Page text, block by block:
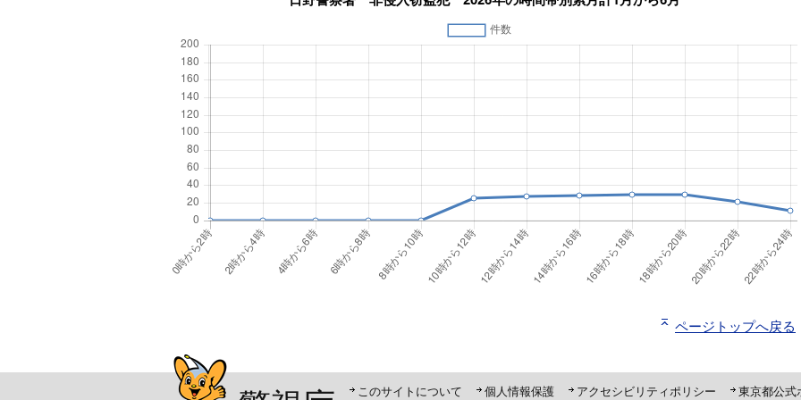
ページトップへ戻る
このサイトについて 個人情報保護 アクセシビリティポリシー 東京都公式